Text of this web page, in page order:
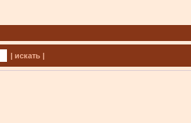
| искать |